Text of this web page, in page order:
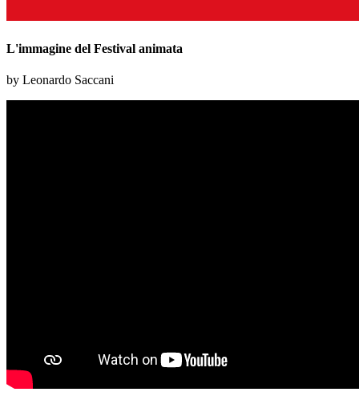
L'immagine del Festival animata
by Leonardo Saccani